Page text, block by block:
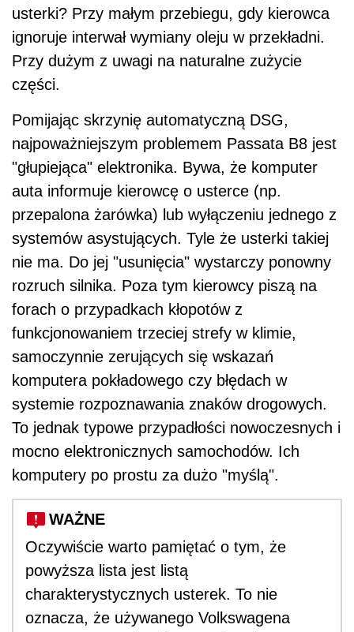
usterki? Przy małym przebiegu, gdy kierowca
ignoruje interwał wymiany oleju w przekładni.
Przy dużym z uwagi na naturalne zużycie
części.
Pomijając skrzynię automatyczną DSG,
najpoważniejszym problemem Passata B8 jest
"głupiejąca" elektronika. Bywa, że komputer
auta informuje kierowcę o usterce (np.
przepalona żarówka) lub wyłączeniu jednego z
systemów asystujących. Tyle że usterki takiej
nie ma. Do jej "usunięcia" wystarczy ponowny
rozruch silnika. Poza tym kierowcy piszą na
forach o przypadkach kłopotów z
funkcjonowaniem trzeciej strefy w klimie,
samoczynnie zerujących się wskazań
komputera pokładowego czy błędach w
systemie rozpoznawania znaków drogowych.
To jednak typowe przypadłości nowoczesnych i
mocno elektronicznych samochodów. Ich
komputery po prostu za dużo "myślą".
WAŻNE
Oczywiście warto pamiętać o tym, że
powyższa lista jest listą
charakterystycznych usterek. To nie
oznacza, że używanego Volkswagena